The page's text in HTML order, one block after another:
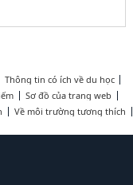
Thông tin có ích về du học
Sơ đồ của trang web
Về môi trường tương thích